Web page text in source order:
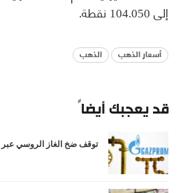
إلى 104.050 نقطة.
أسعار الذهب الذهب
قد يعجبك أيضاً
توقف ضخ الغاز الروسي عبر